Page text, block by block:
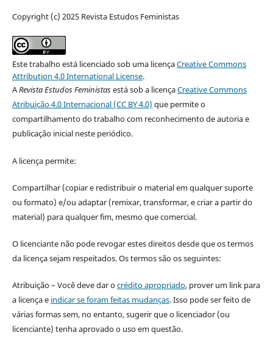
Copyright (c) 2025 Revista Estudos Feministas
Este trabalho está licenciado sob uma licençaCreative Commons
Attribution 4.0 International License.
ARevista Estudos Feministasestá sob a licençaCreative Commons
Atribuição 4.0 Internacional (CC BY 4.0) que permite o
compartilhamento do trabalho com reconhecimento de autoria e
publicação inicial neste periódico.
A licença permite:
Compartilhar (copiar e redistribuir o material em qualquer suporte
ou formato) e/ou adaptar (remixar, transformar, e criar a partir do
material) para qualquer fim, mesmo que comercial.
O licenciante não pode revogar estes direitos desde que os termos
da licença sejam respeitados. Os termos são os seguintes:
Atribuição – Você deve dar ocrédito apropriado, prover um link para
a licença e indicar se foram feitas mudanças. Isso pode ser feito de
várias formas sem, no entanto, sugerir que o licenciador (ou
licenciante) tenha aprovado o uso em questão.